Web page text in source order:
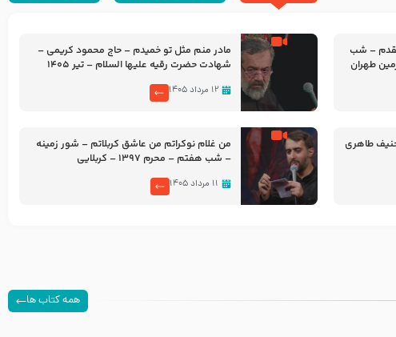
مقدم – شب
مادر منم مثل تو خمیدم – حاج محمود کریمی –
شهادت حضرت رقیه علیها السلام – تیر ۱۴۰۵
۱۲ مرداد ۱۴۰۵
طاهری
من غلام نوکراتم من عاشق کربلاتم – شور زمینه
– شب هفتم – محرم 1397 – کربلایی
۱۱ مرداد ۱۴۰۵
همه کتاب ها